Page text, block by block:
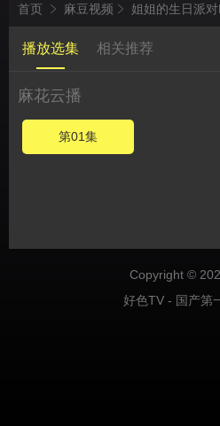
首页 麻豆视频 姐姐的生日派
播放选集 相关推荐
麻花云播
第01集
Copyright ©
好色TV - 国产第